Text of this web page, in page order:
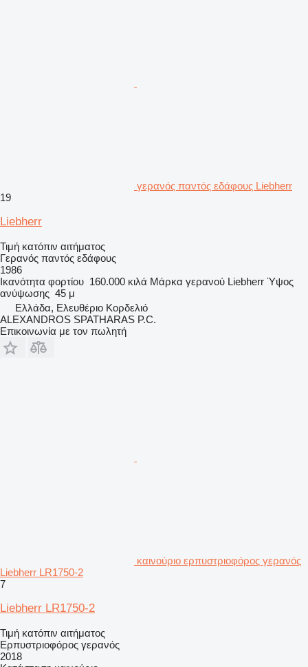
γερανός παντός εδάφους Liebherr
19
Liebherr
Τιμή κατόπιν αιτήματος
Γερανός παντός εδάφους
1986
Ικανότητα φορτίου 160.000 κιλά Μάρκα γερανού Liebherr Ύψος
ανύψωσης 45 μ
Ελλάδα, Ελευθέριο Κορδελιό
ALEXANDROS SPATHARAS P.C.
Επικοινωνία με τον πωλητή
καινούριο ερπυστριοφόρος γερανός
Liebherr LR1750-2
7
Liebherr LR1750-2
Τιμή κατόπιν αιτήματος
Ερπυστριοφόρος γερανός
2018